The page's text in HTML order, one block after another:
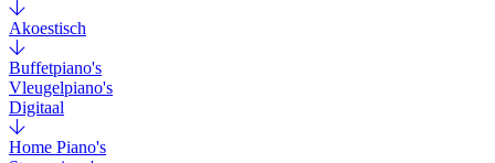
Akoestisch
Buffetpiano's
Vleugelpiano's
Digitaal
Home Piano's